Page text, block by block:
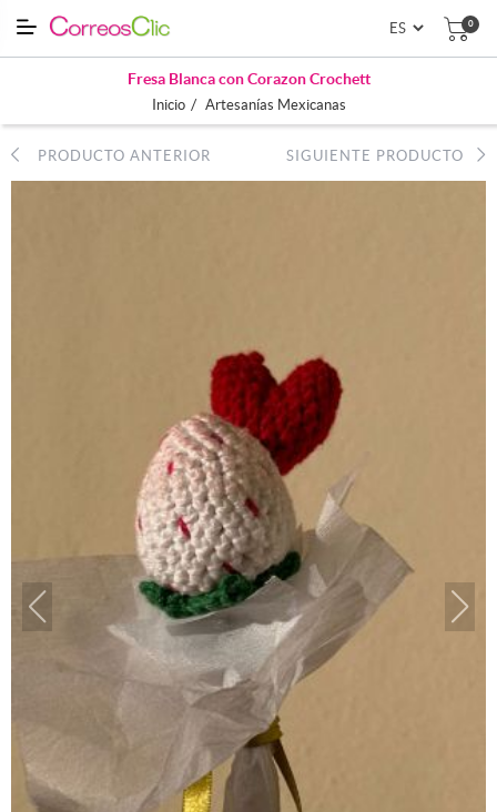
0
Fresa Blanca con Corazon Crochett
Inicio / Artesanías Mexicanas
PRODUCTO ANTERIOR SIGUIENTE PRODUCTO